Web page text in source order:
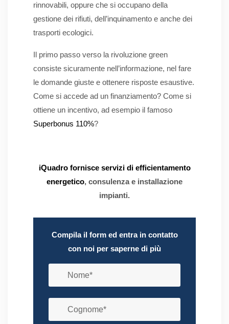
rinnovabili, oppure che si occupano della
gestione dei rifiuti, dell’inquinamento e anche dei
trasporti ecologici.
Il primo passo verso la rivoluzione green
consiste sicuramente nell’informazione, nel fare
le domande giuste e ottenere risposte esaustive.
Come si accede ad un finanziamento? Come si
ottiene un incentivo, ad esempio il famoso
Superbonus 110%?
iQuadro fornisce servizi di efficientamento
energetico, consulenza e installazione
impianti.
Compila il form ed entra in contatto
con noi per saperne di più